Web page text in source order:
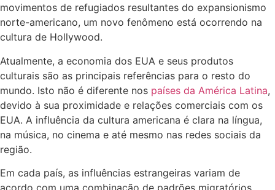
movimentos de refugiados resultantes do expansionismo
norte-americano, um novo fenômeno está ocorrendo na
cultura de Hollywood.
Atualmente, a economia dos EUA e seus produtos
culturais são as principais referências para o resto do
mundo. Isto não é diferente nos países da América Latina,
devido à sua proximidade e relações comerciais com os
EUA. A influência da cultura americana é clara na língua,
na música, no cinema e até mesmo nas redes sociais da
região.
Em cada país, as influências estrangeiras variam de